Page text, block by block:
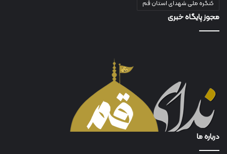
کنگره ملی شهدای استان قم
مجوز پایگاه خبری
درباره ما